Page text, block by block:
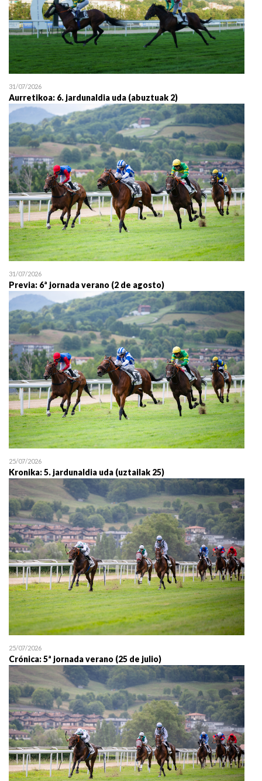
31/07/2026
Aurretikoa: 6. jardunaldia uda (abuztuak 2)
31/07/2026
Previa: 6ª jornada verano (2 de agosto)
25/07/2026
Kronika: 5. jardunaldia uda (uztailak 25)
25/07/2026
Crónica: 5ª jornada verano (25 de julio)